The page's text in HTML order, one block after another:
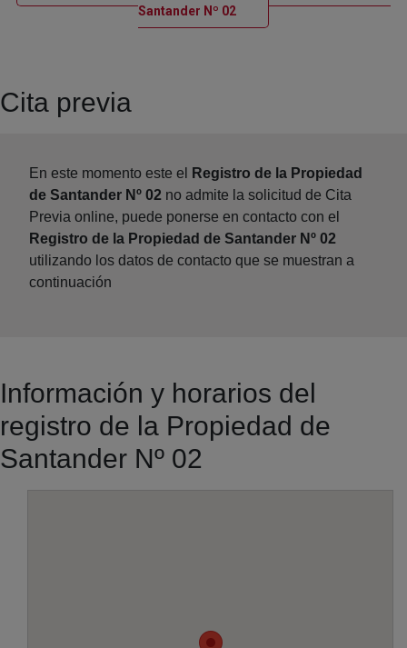
Santander Nº 02 Ventana nueva
Cita previa
En este momento este el
Registro de la Propiedad
de Santander Nº 02 no admite la solicitud de Cita
Previa online, puede ponerse en contacto con el
Registro de la Propiedad de Santander Nº 02
utilizando los datos de contacto que se muestran a
continuación
Información y horarios del
registro de la Propiedad de
Santander Nº 02